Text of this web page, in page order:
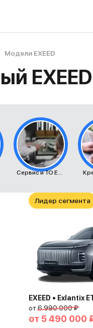
Модели EXEED
Сервис и ТО EXEED
Лидер сегмента
EXEED • Exlantix
от6 990 000 ₽
от 5 490 000